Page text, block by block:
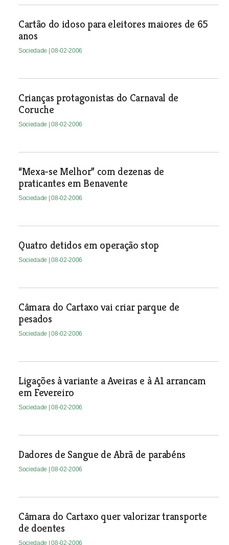
Cartão do idoso para eleitores maiores de 65
anos
Sociedade | 08-02-2006
Crianças protagonistas do Carnaval de
Coruche
Sociedade | 08-02-2006
“Mexa-se Melhor” com dezenas de
praticantes em Benavente
Sociedade | 08-02-2006
Quatro detidos em operação stop
Sociedade | 08-02-2006
Câmara do Cartaxo vai criar parque de
pesados
Sociedade | 08-02-2006
Ligações à variante a Aveiras e à A1 arrancam
em Fevereiro
Sociedade | 08-02-2006
Dadores de Sangue de Abrã de parabéns
Sociedade | 08-02-2006
Câmara do Cartaxo quer valorizar transporte
de doentes
Sociedade | 08-02-2006